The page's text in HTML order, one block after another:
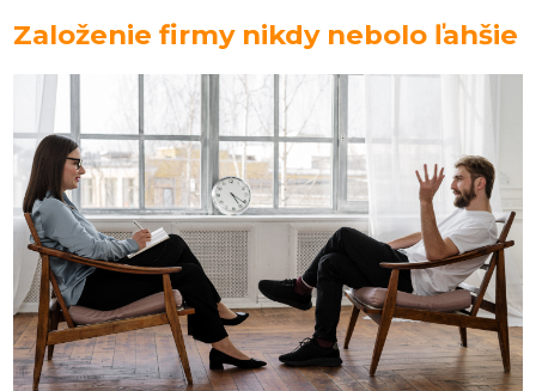
Založenie firmy nikdy nebolo ľahšie